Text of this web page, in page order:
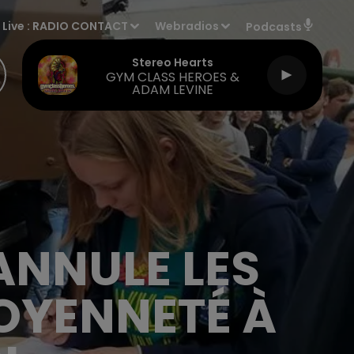
Live : RADIO CONTACT Webradios Podcasts
Stereo Hearts
GYM CLASS HEROES &
ADAM LEVINE
LES
À